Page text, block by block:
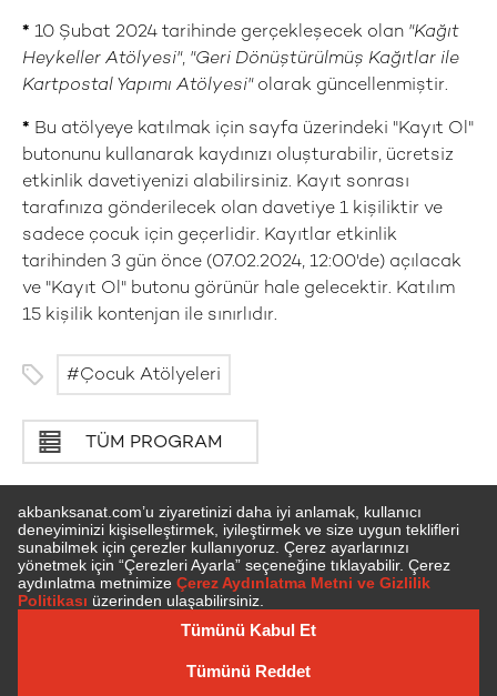
* 10 Şubat 2024 tarihinde gerçekleşecek olan "Kağıt
Heykeller Atölyesi", "Geri Dönüştürülmüş Kağıtlar ile
Kartpostal Yapımı Atölyesi"olarak güncellenmiştir.
* Bu atölyeye katılmak için sayfa üzerindeki "Kayıt Ol"
butonunu kullanarak kaydınızı oluşturabilir, ücretsiz
etkinlik davetiyenizi alabilirsiniz. Kayıt sonrası
tarafınıza gönderilecek olan davetiye 1 kişiliktir ve
sadece çocuk için geçerlidir. Kayıtlar etkinlik
tarihinden 3 gün önce (07.02.2024, 12:00'de) açılacak
ve "Kayıt Ol" butonu görünür hale gelecektir. Katılım
15 kişilik kontenjan ile sınırlıdır.
Çocuk Atölyeleri
TÜM PROGRAM